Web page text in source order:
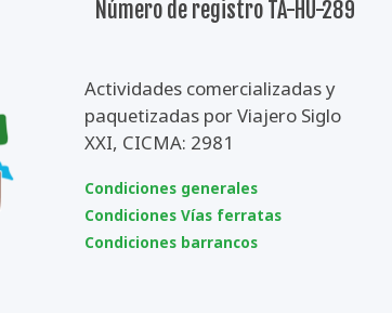
Número de registro TA-HU-289
Actividades comercializadas y
paquetizadas por Viajero Siglo
XXI, CICMA: 2981
Condiciones generales
Condiciones Vías ferratas
Condiciones barrancos